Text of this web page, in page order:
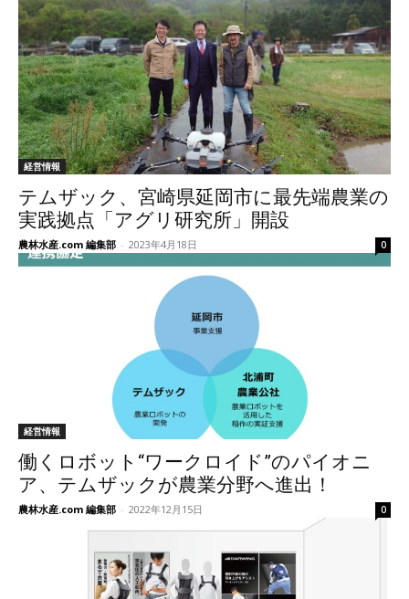
経営情報
テムザック、宮崎県延岡市に最先端農業の
実践拠点「アグリ研究所」開設
農林水産.com 編集部 - 2023年4月18日 0
経営情報
働くロボット“ワークロイド”のパイオニ
ア、テムザックが農業分野へ進出！
農林水産.com 編集部 - 2022年12月15日 0